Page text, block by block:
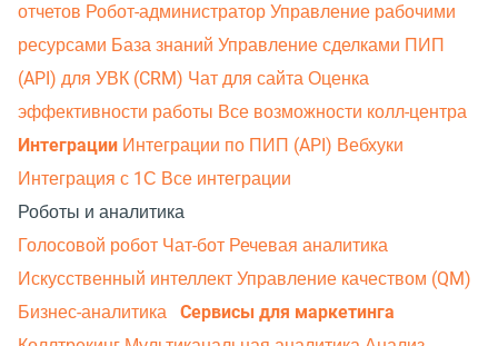
отчетов Робот-администратор Управление рабочими
ресурсами База знаний Управление сделками ПИП
(API) для УВК (CRM) Чат для сайта Оценка
эффективности работы Все возможности колл-центра
Интеграции Интеграции по ПИП (API) Вебхуки
Интеграция с 1С Все интеграции
Роботы и аналитика
Голосовой робот Чат-бот Речевая аналитика
Искусственный интеллект Управление качеством (QM)
Бизнес-аналитика
Сервисы для маркетинга